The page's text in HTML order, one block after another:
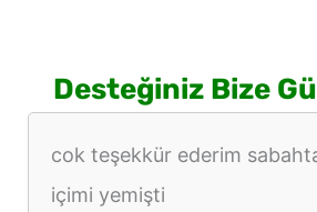
Desteğiniz Bize
cok teşekkür ederim
içimi yemişti